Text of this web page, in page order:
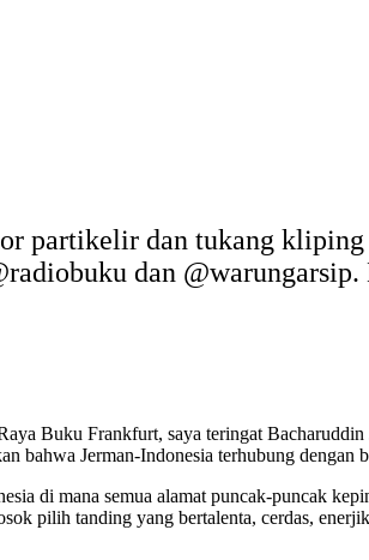
partikelir dan tukang
dan
Buku Frankfurt, saya teringat
bahwa Jerman-Indonesia terhubung dengan
di mana semua alamat puncak-puncak
pilih tanding yang bertalenta, cerdas,